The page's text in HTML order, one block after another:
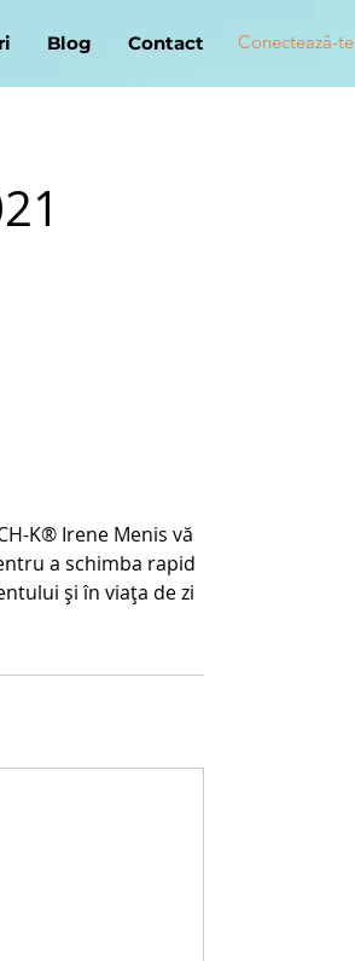
Blog Contact Conectează-te
K® Irene Menis vă
a schimba rapid
și în viața de zi